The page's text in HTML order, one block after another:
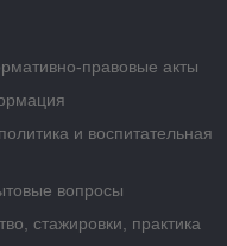
правовые акты
и воспитательная
вопросы
стажировки, практика